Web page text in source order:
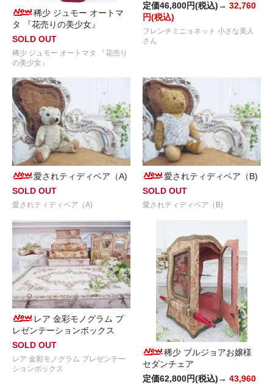
稀少 ジュモー オートマ
タ 『花売りの美少女』
SOLD OUT
稀少 ジュモー オートマタ 『花売り
の美少女』
定価46,800円(税込)→ 32,760
円(税込)
フレンチミニョネット 小さな美人
さん
愛されティディベア（A)
SOLD OUT
愛されティディベア（A)
愛されティディベア（B)
SOLD OUT
愛されティディベア（B)
レア 金彩モノグラム プ
レゼンテーションボックス
SOLD OUT
レア 金彩モノグラム プレゼンテー
ションボックス
稀少 ブルジョアお嬢様
セダンチェア
定価62,800円(税込)→ 43,960